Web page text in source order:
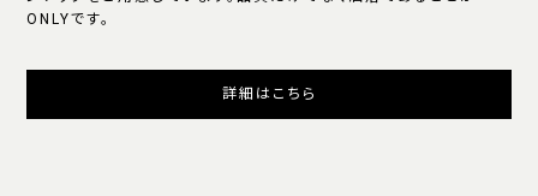
ONLYです。
詳細はこちら